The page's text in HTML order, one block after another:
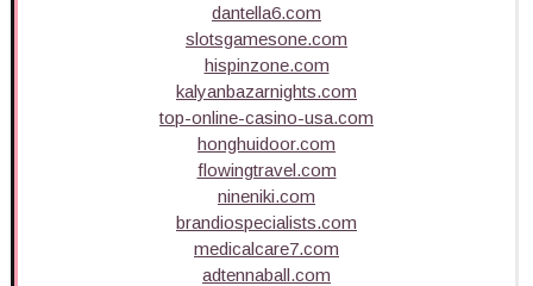
dantella6.com
slotsgamesone.com
hispinzone.com
kalyanbazarnights.com
top-online-casino-usa.com
honghuidoor.com
flowingtravel.com
nineniki.com
brandiospecialists.com
medicalcare7.com
adtennaball.com